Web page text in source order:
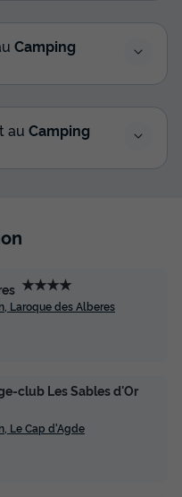
Camping
au Camping
★★★★
Laroque des Alberes
club Les Sables d'Or
Le Cap d'Agde